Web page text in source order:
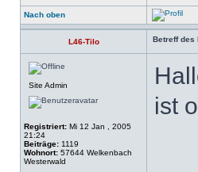
Nach oben
L46-Tilo Betreff des
Site Admin
Registriert: Mi 12 Jan , 2005
21:24
Beiträge: 1119
Wohnort: 57644 Welkenbach
Westerwald
ist